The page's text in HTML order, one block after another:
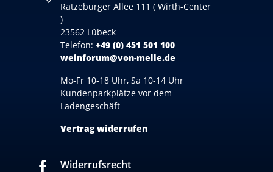
Ratzeburger Allee 111 ( Wirth-Center
)
23562 Lübeck
Telefon: +49 (0) 451 501 100
weinforum@von-melle.de
Mo-Fr 10-18 Uhr, Sa 10-14 Uhr
Kundenparkplätze vor dem
Ladengeschäft
Vertrag widerrufen
Widerrufsrecht